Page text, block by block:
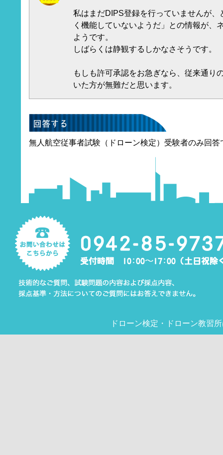
私はまだDIPS登録を行っていませんが、
く機能していないようだ」との情報が、
ようです。
しばらくは静観するしかなさそうです。
もしも許可承認をお急ぎなら、従来通り
いた方が無難だと思います。
無人航空従事者試験（ドローン検定）受験者のみ回答
ドローン検定 ・ ドローン教習所